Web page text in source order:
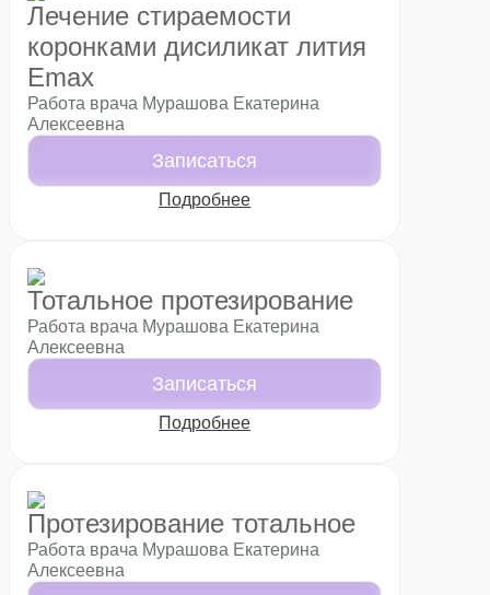
Лечение стираемости
коронками дисиликат лития
Emax
Работа врача Мурашова Екатерина
Алексеевна
Записаться
Подробнее
Тотальное протезирование
Работа врача Мурашова Екатерина
Алексеевна
Записаться
Подробнее
Протезирование тотальное
Работа врача Мурашова Екатерина
Алексеевна